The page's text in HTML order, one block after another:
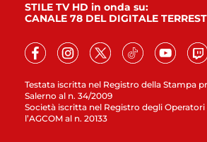
Testata iscritta nel Registro della Stampa
Salerno al n. 34/2009
Società iscritta nel Registro degli
l’AGCOM al n. 20133
STILE TV HD in onda su:
CANALE 78 DEL DIGITALE